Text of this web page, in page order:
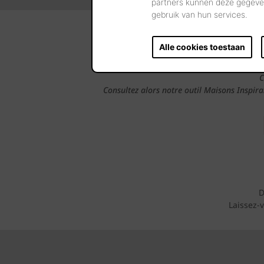
partners kunnen deze
gebruik van hun services.
Alle cookies toestaan
Consultez alors notre outil Maisons